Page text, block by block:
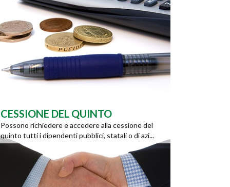
CESSIONE DEL QUINTO
Possono richiedere e accedere alla cessione del
quinto tutti i dipendenti pubblici, statali o di azi...